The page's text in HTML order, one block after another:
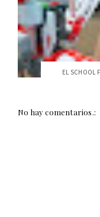
EL SCHOOL
No hay comentarios.: